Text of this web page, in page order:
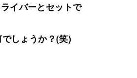
イバーとセットで
しょうか？(笑)